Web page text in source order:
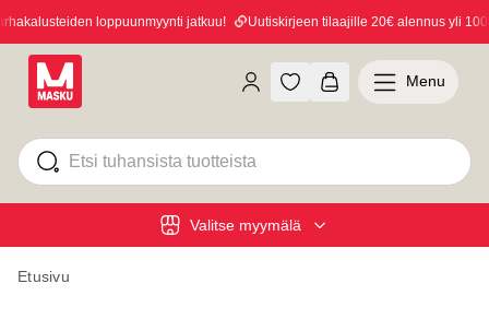
loppuunmyynti jatkuu! Uutiskirjeen tilaajille 20€ alennus yli 100€
Valitse myymälä
Menu
Etusivu